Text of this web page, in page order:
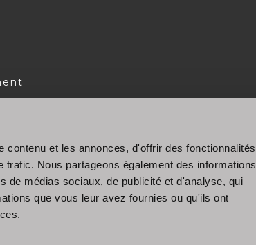
et les annonces, d'offrir des fonctionnalités
Nous partageons également des informations
de médias sociaux, de publicité et d'analyse, qui
que vous leur avez fournies ou qu'ils ont
S.p.A. P.IVA 04494400486